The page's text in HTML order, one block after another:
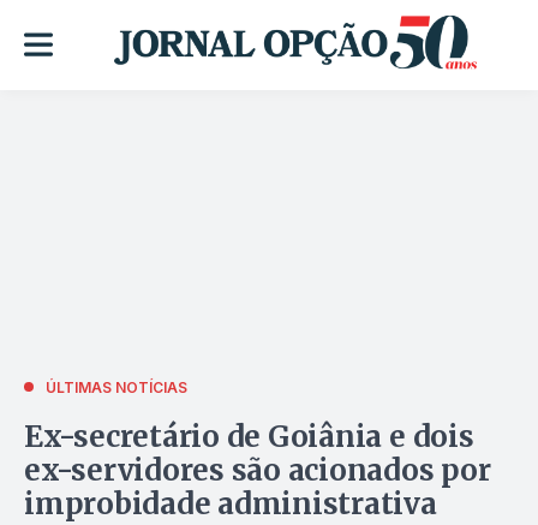
ÚLTIMAS NOTÍCIAS
Ex-secretário de Goiânia e dois
ex-servidores são acionados por
improbidade administrativa